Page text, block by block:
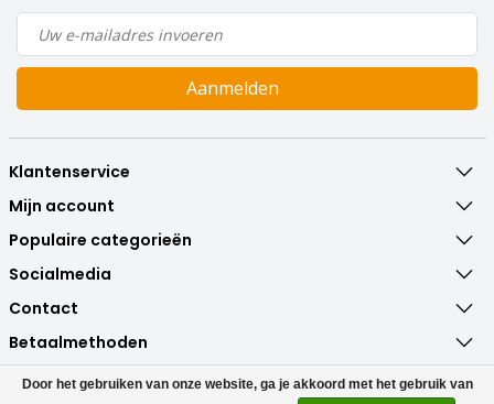
Aanmelden
Klantenservice
Mijn account
Populaire categorieën
Socialmedia
Contact
Betaalmethoden
Door het gebruiken van onze website, ga je akkoord met het gebruik van